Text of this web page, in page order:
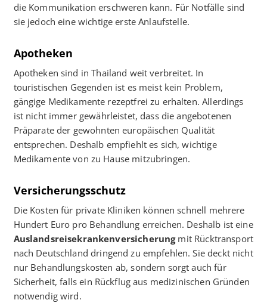
die Kommunikation erschweren kann. Für Notfälle sind
sie jedoch eine wichtige erste Anlaufstelle.
Apotheken
Apotheken sind in Thailand weit verbreitet. In
touristischen Gegenden ist es meist kein Problem,
gängige Medikamente rezeptfrei zu erhalten. Allerdings
ist nicht immer gewährleistet, dass die angebotenen
Präparate der gewohnten europäischen Qualität
entsprechen. Deshalb empfiehlt es sich, wichtige
Medikamente von zu Hause mitzubringen.
Versicherungsschutz
Die Kosten für private Kliniken können schnell mehrere
Hundert Euro pro Behandlung erreichen. Deshalb ist eine
Auslandsreisekrankenversicherungmit Rücktransport
nach Deutschland dringend zu empfehlen. Sie deckt nicht
nur Behandlungskosten ab, sondern sorgt auch für
Sicherheit, falls ein Rückflug aus medizinischen Gründen
notwendig wird.